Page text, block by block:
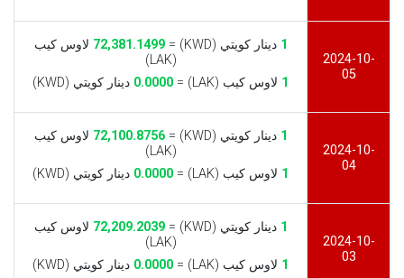
2024-10-
05
1 دينار كويتي (KWD) = 72,381.1499 لاوس كيب
(LAK)
1 لاوس كيب (LAK) = 0.0000 دينار كويتي (KWD)
2024-10-
04
1 دينار كويتي (KWD) = 72,100.8756 لاوس كيب
(LAK)
1 لاوس كيب (LAK) = 0.0000 دينار كويتي (KWD)
2024-10-
03
1 دينار كويتي (KWD) = 72,209.2039 لاوس كيب
(LAK)
1 لاوس كيب (LAK) = 0.0000 دينار كويتي (KWD)